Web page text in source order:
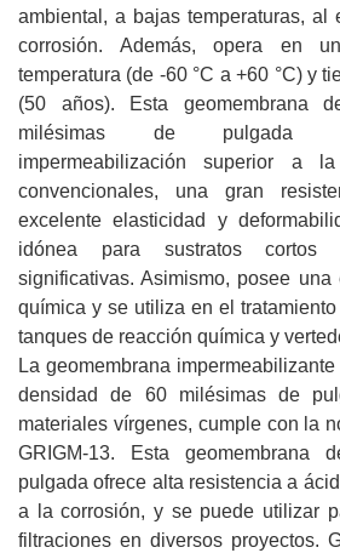
ambiental, a bajas temperaturas, al
corrosión. Además, opera en
temperatura (de -60 °C a +60 °C) y
(50 años). Esta geomembrana
milésimas de pulgada
impermeabilización superior a
convencionales, una gran
excelente elasticidad y
idónea para sustratos cortos
significativas. Asimismo, posee una
química y se utiliza en el
tanques de reacción química y
La geomembrana
densidad de 60 milésimas de
materiales vírgenes, cumple con la
GRIGM-13. Esta geomembrana
pulgada ofrece alta resistencia a
a la corrosión, y se puede utilizar
filtraciones en diversos proyectos.